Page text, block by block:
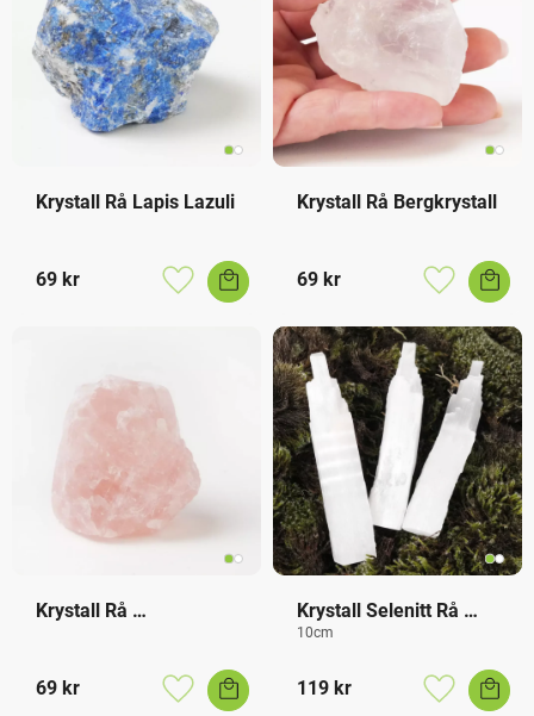
Krystall Rå Lapis Lazuli
69 kr
Lagre som favoritt
Krystall Rå Bergkrystall
69 kr
Lagre som
Krystall Rå
69 kr
Lagre som favoritt
Krystall Selenitt Rå
Tårn
10cm
119 kr
Lagre som